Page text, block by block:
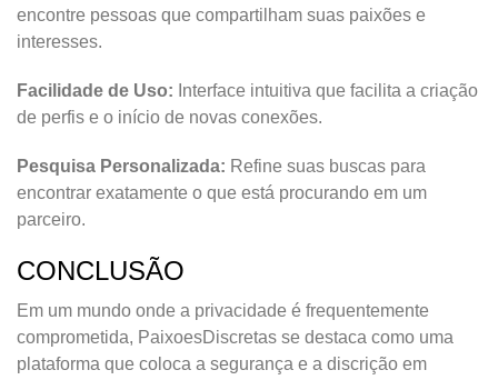
encontre pessoas que compartilham suas paixões e
interesses.
Facilidade de Uso: Interface intuitiva que facilita a criação
de perfis e o início de novas conexões.
Pesquisa Personalizada: Refine suas buscas para
encontrar exatamente o que está procurando em um
parceiro.
CONCLUSÃO
Em um mundo onde a privacidade é frequentemente
comprometida, PaixoesDiscretas se destaca como uma
plataforma que coloca a segurança e a discrição em